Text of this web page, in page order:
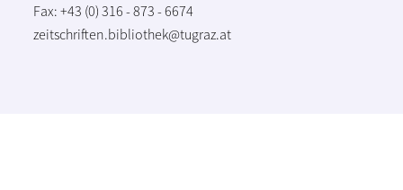
Fax: +43 (0) 316 - 873 - 6674
zeitschriften.bibliothek@tugraz.at